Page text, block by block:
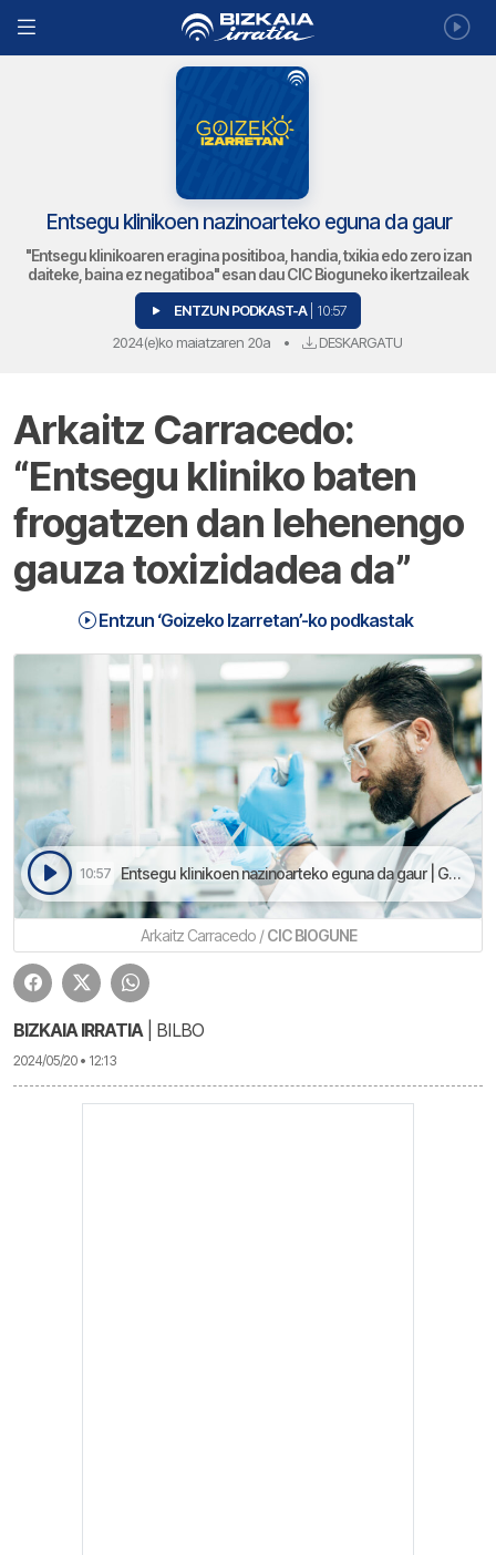
Entsegu klinikoen nazinoarteko eguna da gaur
"Entsegu klinikoaren eragina positiboa, handia, txikia edo zero izan
daiteke, baina ez negatiboa" esan dau CIC Bioguneko ikertzaileak
ENTZUN PODKAST-A | 10:57
2024(e)ko maiatzaren 20a • DESKARGATU
Arkaitz Carracedo:
“Entsegu kliniko baten
frogatzen dan lehenengo
gauza toxizidadea da”
Entzun ‘Goizeko Izarretan’-ko podkastak
10:57 Entsegu klinikoen nazinoarteko eguna da gaur | Goizeko Izarretan
Arkaitz Carracedo /CIC BIOGUNE
BIZKAIA IRRATIA | BILBO
2024/05/20 • 12:13